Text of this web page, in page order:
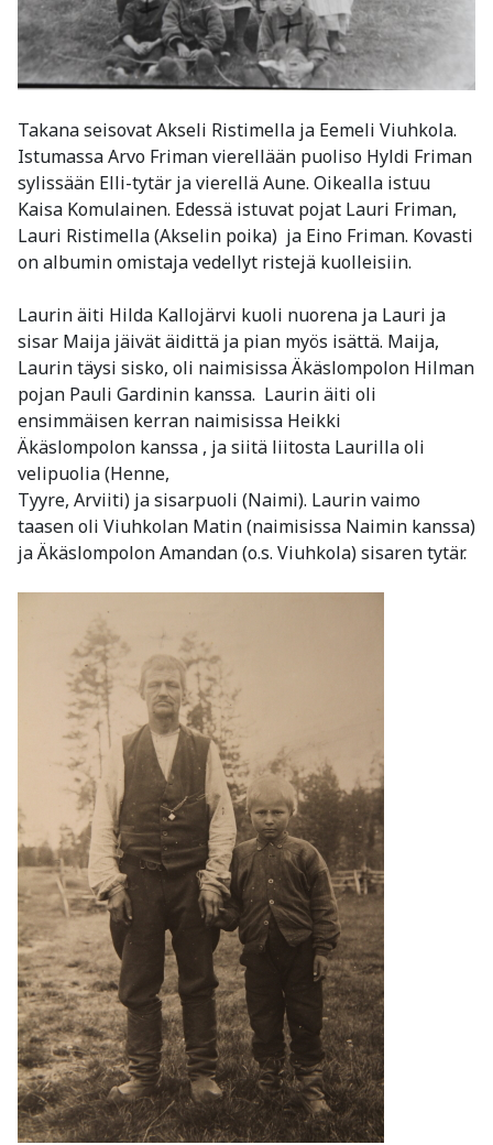
Takana seisovat Akseli Ristimella ja Eemeli Viuhkola.
Istumassa Arvo Friman vierellään puoliso Hyldi Friman
sylissään Elli-tytär ja vierellä Aune. Oikealla istuu
Kaisa Komulainen. Edessä istuvat pojat Lauri Friman,
Lauri Ristimella (Akselin poika) ja Eino Friman. Kovasti
on albumin omistaja vedellyt ristejä kuolleisiin.
Laurin äiti Hilda Kallojärvi kuoli nuorena ja Lauri ja
sisar Maija jäivät äidittä ja pian myös isättä. Maija,
Laurin täysi sisko, oli naimisissa Äkäslompolon Hilman
pojan Pauli Gardinin kanssa. Laurin äiti oli
ensimmäisen kerran naimisissa Heikki
Äkäslompolon kanssa , ja siitä liitosta Laurilla oli
velipuolia (Henne,
Tyyre, Arviiti) ja sisarpuoli (Naimi). Laurin vaimo
taasen oli Viuhkolan Matin (naimisissa Naimin kanssa)
ja Äkäslompolon Amandan (o.s. Viuhkola) sisaren tytär.